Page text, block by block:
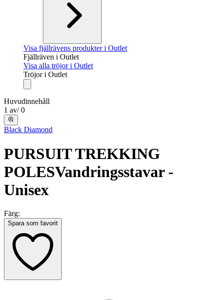
Visa fjällrävens produkter i Outlet
Fjällräven i Outlet
Visa alla tröjor i Outlet
Tröjor i Outlet
Huvudinnehåll
1 av/ 0
Black Diamond
PURSUIT TREKKING
POLESVandringsstavar -
Unisex
Färg:
Spara som favorit